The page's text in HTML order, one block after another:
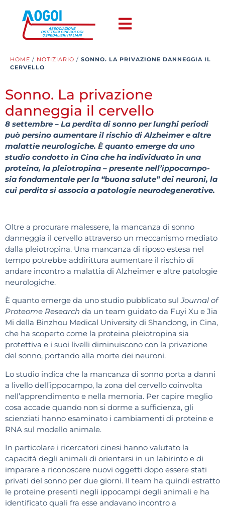
HOME / NOTIZIARIO / SONNO. LA PRIVAZIONE DANNEGGIA IL
CERVELLO
Sonno. La privazione
danneggia il cervello
8 settembre – La perdita di sonno per lunghi periodi
può persino aumentare il rischio di Alzheimer e altre
malattie neurologiche. È quanto emerge da uno
studio condotto in Cina che ha individuato in una
proteina, la pleiotropina – presente nell’ippocampo-
sia fondamentale per la “buona salute” dei neuroni, la
cui perdita si associa a patologie neurodegenerative.
Oltre a procurare malessere, la mancanza di sonno
danneggia il cervello attraverso un meccanismo mediato
dalla pleiotropina. Una mancanza di riposo estesa nel
tempo potrebbe addirittura aumentare il rischio di
andare incontro a malattia di Alzheimer e altre patologie
neurologiche.
È quanto emerge da uno studio pubblicato sulJournal of
Proteome Research da un team guidato da Fuyi Xu e Jia
Mi della Binzhou Medical University di Shandong, in Cina,
che ha scoperto come la proteina pleiotropina sia
protettiva e i suoi livelli diminuiscono con la privazione
del sonno, portando alla morte dei neuroni.
Lo studio indica che la mancanza di sonno porta a danni
a livello dell’ippocampo, la zona del cervello coinvolta
nell’apprendimento e nella memoria. Per capire meglio
cosa accade quando non si dorme a sufficienza, gli
scienziati hanno esaminato i cambiamenti di proteine e
RNA sul modello animale.
In particolare i ricercatori cinesi hanno valutato la
capacità degli animali di orientarsi in un labirinto e di
imparare a riconoscere nuovi oggetti dopo essere stati
privati del sonno per due giorni. Il team ha quindi estratto
le proteine presenti negli ippocampi degli animali e ha
identificato quali fra esse andavano incontro a